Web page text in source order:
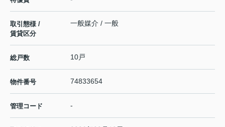
取引態様 /
賃貸区分
一般媒介 / 一般
総戸数 10戸
物件番号 74833654
管理コード -